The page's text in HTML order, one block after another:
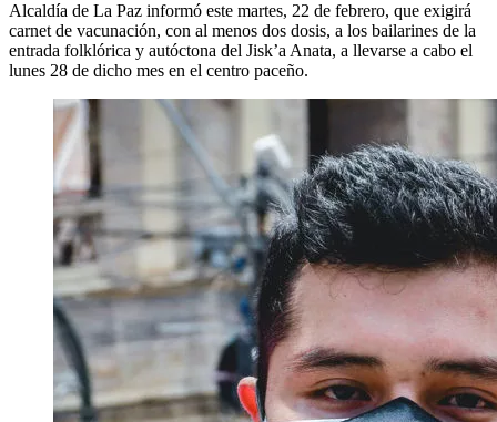
Alcaldía de La Paz informó este martes, 22 de febrero, que exigirá
carnet de vacunación, con al menos dos dosis, a los bailarines de la
entrada folklórica y autóctona del Jisk’a Anata, a llevarse a cabo el
lunes 28 de dicho mes en el centro paceño.